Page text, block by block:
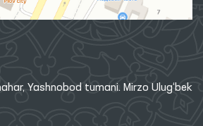
Yashnobod tumani. Mirzo Ulug‘bek